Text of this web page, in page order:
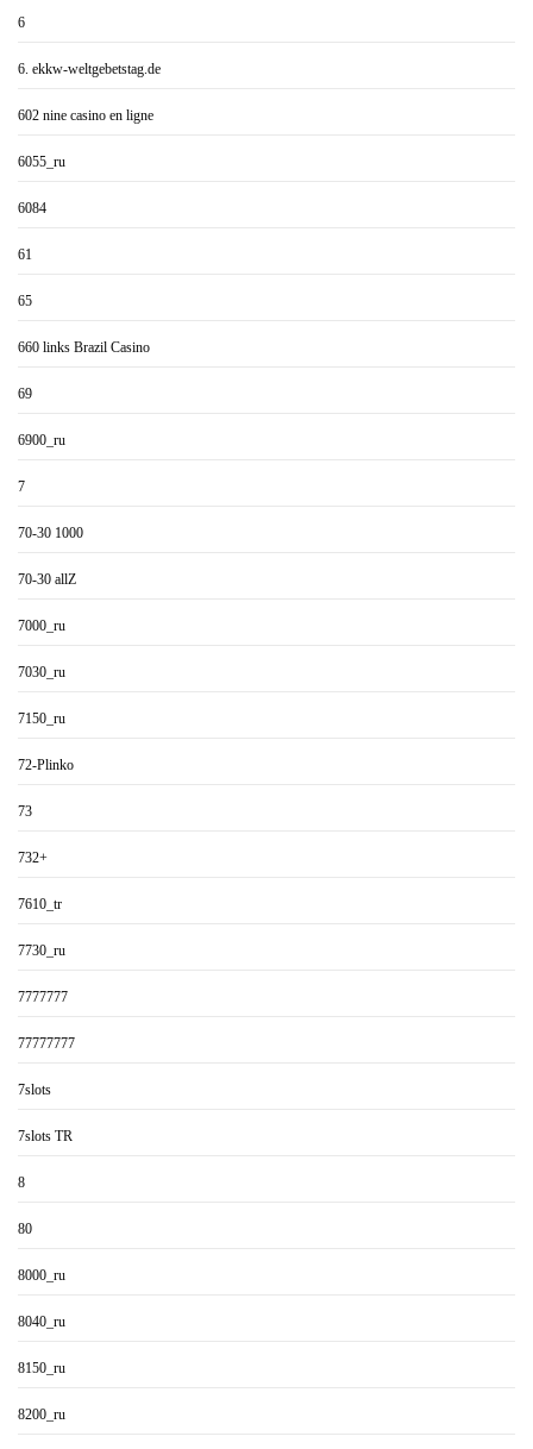
6
6. ekkw-weltgebetstag.de
602 nine casino en ligne
6055_ru
6084
61
65
660 links Brazil Casino
69
6900_ru
7
70-30 1000
70-30 allZ
7000_ru
7030_ru
7150_ru
72-Plinko
73
732+
7610_tr
7730_ru
7777777
77777777
7slots
7slots TR
8
80
8000_ru
8040_ru
8150_ru
8200_ru